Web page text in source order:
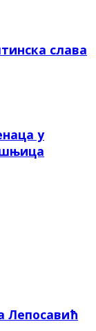
слава
у